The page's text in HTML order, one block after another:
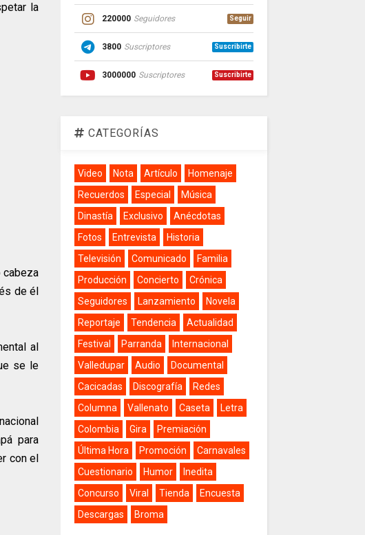
la
cabeza
de él
al
se le
para
con el
220000 Seguidores Seguir
3800 Suscriptores Suscribirte
3000000 Suscriptores Suscribirte
CATEGORÍAS
Video Nota Artículo
Homenaje
Recuerdos
Especial
Música
Dinastía
Exclusivo
Anécdotas
Fotos
Entrevista
Historia
Televisión
Comunicado
Familia
Producción
Concierto
Crónica
Seguidores
Lanzamiento
Novela
Reportaje
Tendencia
Actualidad
Festival
Parranda
Internacional
Valledupar
Audio
Documental
Cacicadas
Discografía
Redes
Columna
Vallenato Caseta
Letra
Colombia
Gira
Premiación
Última Hora
Promoción
Carnavales
Cuestionario
Humor
Inedita
Concurso
Viral Tienda
Encuesta
Descargas
Broma